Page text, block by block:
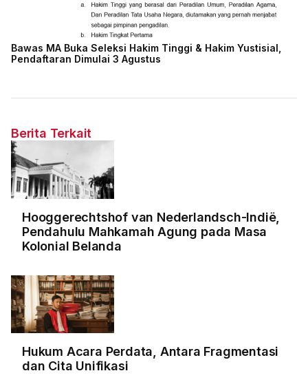
Bawas MA Buka Seleksi Hakim Tinggi & Hakim Yustisial,
Pendaftaran Dimulai 3 Agustus
Berita Terkait
Hooggerechtshof van Nederlandsch-Indië,
Pendahulu Mahkamah Agung pada Masa
Kolonial Belanda
Hukum Acara Perdata, Antara Fragmentasi
dan Cita Unifikasi